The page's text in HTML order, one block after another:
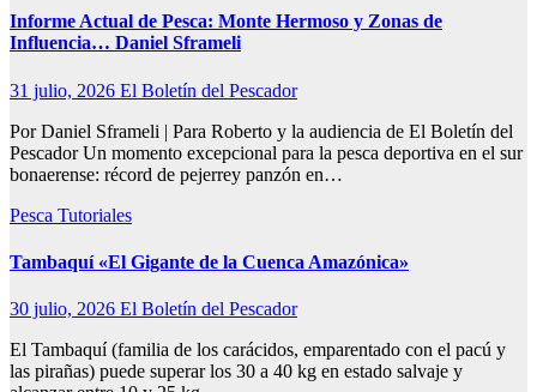
Informe Actual de Pesca: Monte Hermoso y Zonas de
Influencia… Daniel Sframeli
31 julio, 2026 El Boletín del Pescador
Por Daniel Sframeli | Para Roberto y la audiencia de El Boletín del
Pescador Un momento excepcional para la pesca deportiva en el sur
bonaerense: récord de pejerrey panzón en…
Pesca Tutoriales
Tambaquí «El Gigante de la Cuenca Amazónica»
30 julio, 2026 El Boletín del Pescador
El Tambaquí (familia de los carácidos, emparentado con el pacú y
las pirañas) puede superar los 30 a 40 kg en estado salvaje y